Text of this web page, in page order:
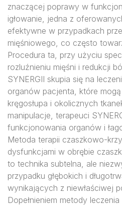
znaczącej poprawy w
igłowanie, jedna z
efektywne w przypadkach
mięśniowego, co często
Procedura ta, przy użyciu
rozluźnieniu mięśni i redukcji
SYNERGII skupia się na
organów pacjenta, które
kręgosłupa i okolicznych
manipulacje, terapeuci
funkcjonowania organów i
Metoda terapii czaszkowo-
dysfunkcjami w obrębie
to technika subtelna, ale
przypadku głębokich i
wynikających z niewłaściwej
Dopełnieniem metody